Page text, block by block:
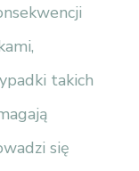
takich
się